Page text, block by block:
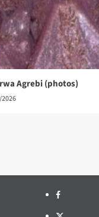
Agrebi (photos)
Facebook
Twitter